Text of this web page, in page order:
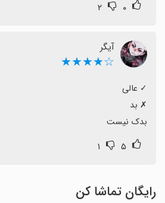
۰ ۲
آیگر
☆★★★★
بدک نیست
۵ ۱
رایگان تماشا کن